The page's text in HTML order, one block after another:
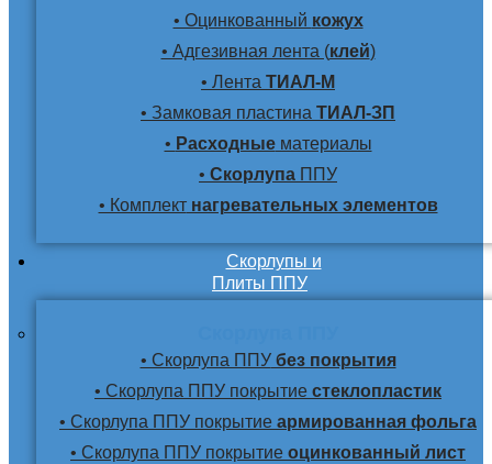
• Оцинкованный кожух
• Адгезивная лента (клей)
• Лента ТИАЛ-М
• Замковая пластина ТИАЛ-ЗП
• Расходныематериалы
• Скорлупа ППУ
• Комплектнагревательных элементов
Скорлупы и
Плиты ППУ
• Скорлупа ППУбез покрытия
• Скорлупа ППУ покрытие стеклопластик
• Скорлупа ППУ покрытие армированная фольга
• Скорлупа ППУ покрытие оцинкованный лист